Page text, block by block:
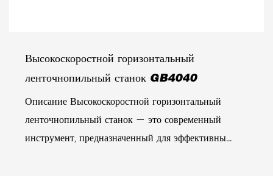
Высокоскоростной горизонтальный
ленточнопильный станок GB4040
Описание Высокоскоростной горизонтальный
ленточнопильный станок — это современный
инструмент, предназначенный для эффективны...